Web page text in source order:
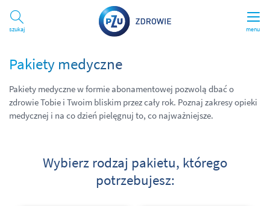
menu
Szukaj
Pakiety medyczne
Pakiety medyczne w formie abonamentowej pozwolą dbać o
zdrowie Tobie i Twoim bliskim przez cały rok. Poznaj zakresy opieki
medycznej i na co dzień pielęgnuj to, co najważniejsze.
Wybierz rodzaj pakietu, którego
potrzebujesz: